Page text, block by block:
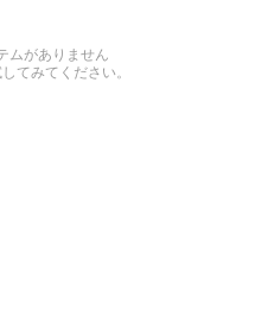
ムがありません
てみてください。